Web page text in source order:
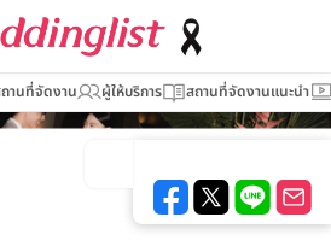
านที่จัดงาน ผู้ให้บริการ สถานที่จัดงานแนะนำ